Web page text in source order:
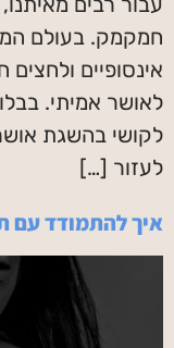
חמקמק. בעולם
אינסופיים
לאושר אמיתי.
לקושי בהשגת
לעזור […]
איך להתמודד עם